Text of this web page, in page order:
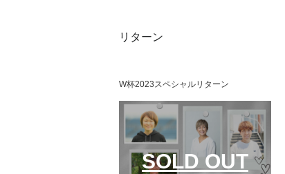
リターン
W杯2023スペシャルリターン
SOLD OUT